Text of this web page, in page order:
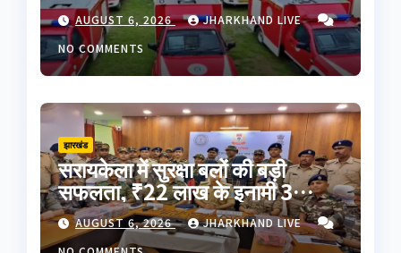
रवाना; CM हेमंत सोरेन ने दिखाई हरी
झंडीAUGUST 6, 2026
JHARKHAND LIVE
NO COMMENTS
झारखंड
सरायकेला में सुरक्षा बलों की बड़ी
सफलता, ₹22 लाख के इनामी 3
नक्सली गिरफ्तार; AK-47 समेत भारी
मात्रा में हथियार बरामद
AUGUST 6, 2026
JHARKHAND LIVE